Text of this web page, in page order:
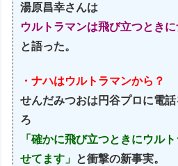
湯原昌幸さんは
ウルトラマンは飛び立つとき
と語った。
・ナハはウルトラマンから？
せんだみつおは円谷プロに電
ろ
「確かに飛び立つときにウル
せてます」 と衝撃の新事実。